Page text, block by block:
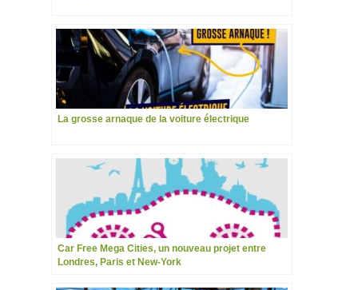
La grosse arnaque de la voiture électrique
Car Free Mega Cities, un nouveau projet entre
Londres, Paris et New-York